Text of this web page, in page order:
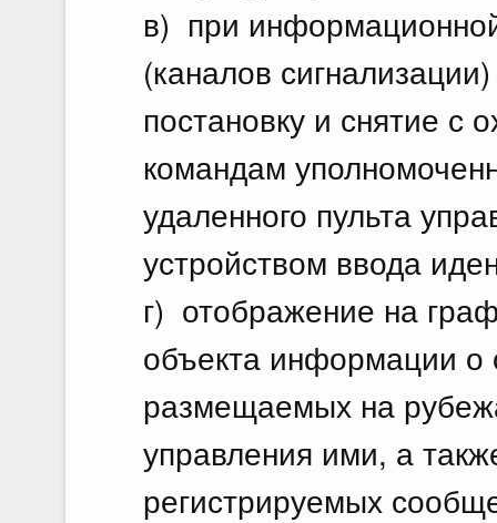
в) при
(каналов
постановку и снятие с
командам
удаленного пульта
устройством ввода
г) отображение на
объекта информации о
размещаемых на
управления ими, а
регистрируемых